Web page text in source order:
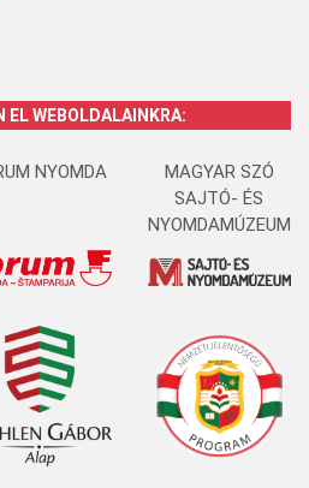
EL WEBOLDALAINKRA:
NYOMDA
MAGYAR SZÓ
SAJTÓ- ÉS
NYOMDAMÚZEUM